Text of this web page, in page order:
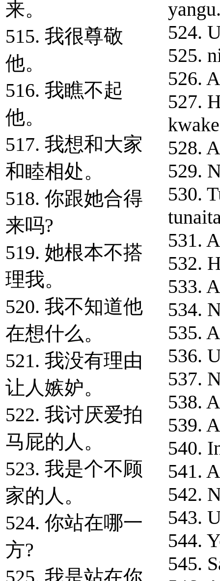
来。
515. 我很尊敬
他。
516. 我瞧不起
他。
517. 我想和大家
和睦相处。
518. 你跟她合得
来吗?
519. 她根本不搭
理我。
520. 我不知道他
在想什么。
521. 我没有理由
让人嫉妒。
522. 我讨厌爱拍
马屁的人。
523. 我是个不顾
家的人。
524. 你站在哪一
方?
524.
525.
526.
527.
528.
529.
530.
531.
532.
533.
534.
535.
536.
537.
538.
539.
540.
541.
542.
543.
544.
545.